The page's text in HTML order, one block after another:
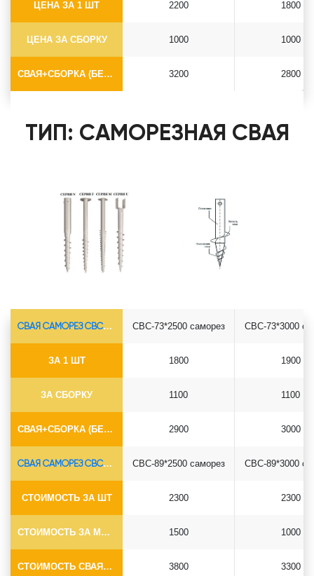
ЦЕНА ЗА 1 ШТ
ЦЕНА ЗА СБОРКУ
СВАЯ+СБОРКА (БЕЗ ОГОЛОВКА)
2200
1000
3200
1800
1000
2800
ТИП: САМОРЕЗНАЯ СВАЯ
СВАЯ САМОРЕЗ СВС-Ø73*5.5
ЗА 1 ШТ
ЗА СБОРКУ
СВАЯ+СБОРКА (БЕЗ ОГОЛОВКА)
СВС-73*2500 саморез
1800
1100
2900
СВС-73*3000
1900
1100
3000
СВАЯ САМОРЕЗ СВС-Ø89*6.5
СТОИМОСТЬ ЗА ШТ
СТОИМОСТЬ ЗА МОНТАЖ
СТОИМОСТЬ СВАЯ+МОНТАЖ (БЕЗ ОГОЛОВКА)
СВС-89*2500 саморез
2300
1500
3800
СВС-89*3000
2300
1000
3300